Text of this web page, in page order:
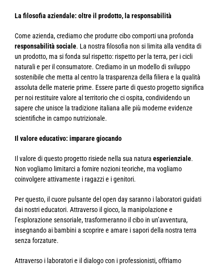
La filosofia aziendale: oltre il prodotto, la responsabilità
Come azienda, crediamo che produrre cibo comporti una profonda
responsabilità sociale. La nostra filosofia non si limita alla vendita di
un prodotto, ma si fonda sul rispetto: rispetto per la terra, per i cicli
naturali e per il consumatore. Crediamo in un modello di sviluppo
sostenibile che metta al centro la trasparenza della filiera e la qualità
assoluta delle materie prime. Essere parte di questo progetto significa
per noi restituire valore al territorio che ci ospita, condividendo un
sapere che unisce la tradizione italiana alle più moderne evidenze
scientifiche in campo nutrizionale.
Il valore educativo: imparare giocando
Il valore di questo progetto risiede nella sua natura esperienziale.
Non vogliamo limitarci a fornire nozioni teoriche, ma vogliamo
coinvolgere attivamente i ragazzi e i genitori.
Per questo, il cuore pulsante del open day saranno i laboratori guidati
dai nostri educatori. Attraverso il gioco, la manipolazione e
l’esplorazione sensoriale, trasformeranno il cibo in un’avventura,
insegnando ai bambini a scoprire e amare i sapori della nostra terra
senza forzature.
Attraverso i laboratori e il dialogo con i professionisti, offriamo